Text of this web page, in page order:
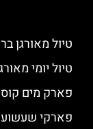
טיול מאורגן
טיול יומי
פארק מים
פארקי